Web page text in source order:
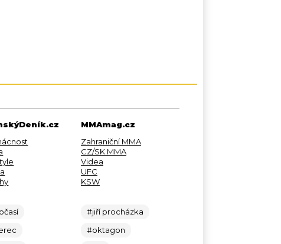
MMAmag.cz
Zahraniční MMA
CZ/SK MMA
Videa
UFC
KSW
#jiří procházka
#oktagon